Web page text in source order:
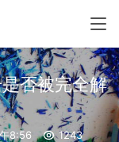
否被完全解
8:56 1243